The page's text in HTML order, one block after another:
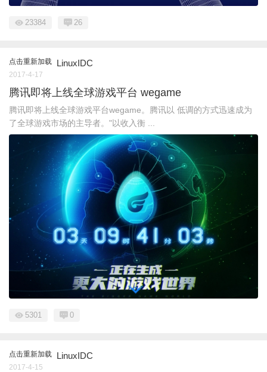
23384 26
点击重新加载 LinuxIDC
2017-4-17
腾讯即将上线全球游戏平台 wegame
腾讯即将上线全球游戏平台wegame。腾讯以 低调的方式迅速成为
了全球游戏市场的主导者。"以收入衡 ...
5301 0
点击重新加载 LinuxIDC
2017-4-15